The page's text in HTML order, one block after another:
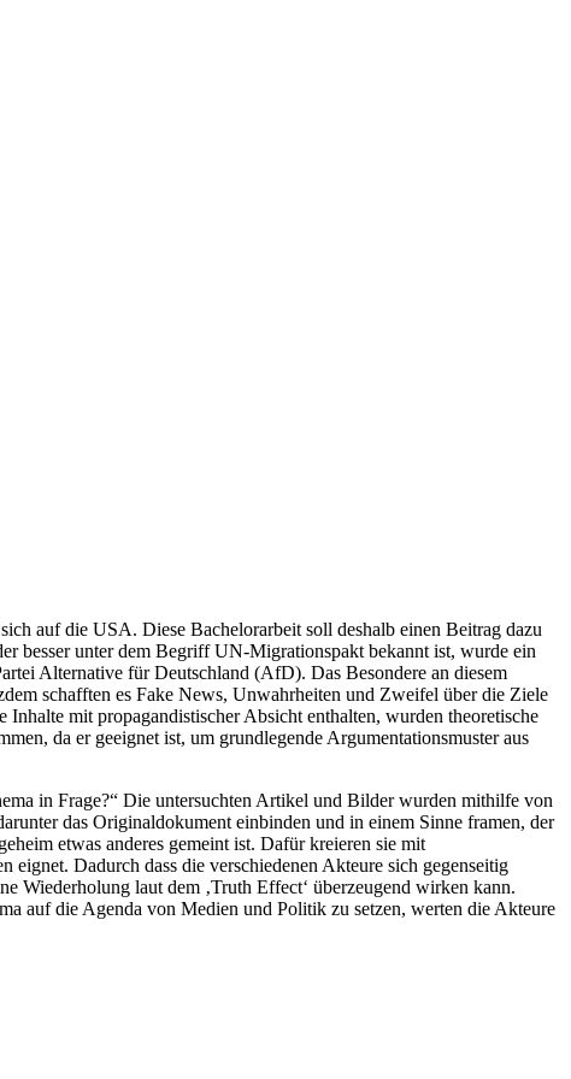
auf die USA. Diese Bachelorarbeit soll deshalb einen Beitrag dazu
besser unter dem Begriff UN-Migrationspakt bekannt ist, wurde ein
Alternative für Deutschland (AfD). Das Besondere an diesem
schafften es Fake News, Unwahrheiten und Zweifel über die Ziele
mit propagandistischer Absicht enthalten, wurden theoretische
da er geeignet ist, um grundlegende Argumentationsmuster aus
in Frage?“ Die untersuchten Artikel und Bilder wurden mithilfe von
das Originaldokument einbinden und in einem Sinne framen, der
etwas anderes gemeint ist. Dafür kreieren sie mit
Dadurch dass die verschiedenen Akteure sich gegenseitig
Wiederholung laut dem ‚Truth Effect‘ überzeugend wirken kann.
auf die Agenda von Medien und Politik zu setzen, werten die Akteure